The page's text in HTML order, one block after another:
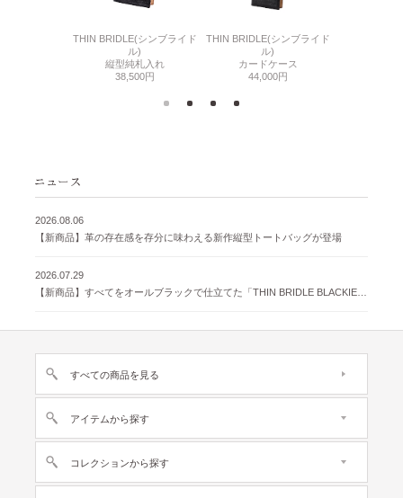
THIN BRIDLE(シンブライド
ル)
縦型純札入れ
38,500円
THIN BRIDLE(シンブライド
ル)
カードケース
44,000円
2026.08.06
【新商品】革の存在感を存分に味わえる新作縦型トートバッグが登場
2026.07.29
すべての商品を見る
アイテムから探す
コレクションから探す